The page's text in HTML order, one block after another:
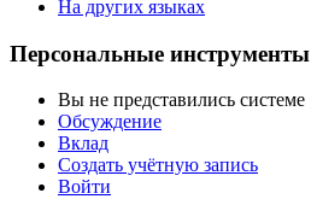
На других языках
Персональные инструменты
Вы не представились системе
Обсуждение
Вклад
Создать учётную запись
Войти